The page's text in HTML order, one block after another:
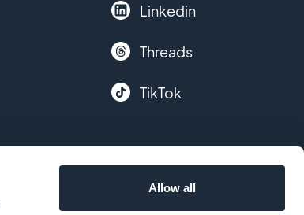
Allow all
Linkedin
Threads
TikTok